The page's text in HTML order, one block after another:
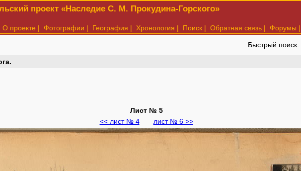
проект «Наследие С. М. Прокудина-Горского»
О проекте | Фотографии | География | Хронология | Поиск | Обратная связь | Форумы |
Быстрый поиск:
Лист № 5
<< лист № 4
лист № 6 >>